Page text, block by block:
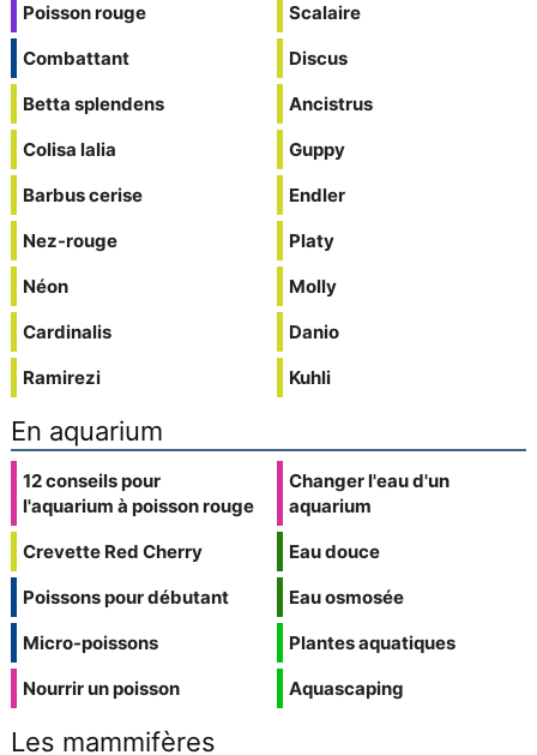
Poisson rouge
Combattant
Betta splendens
Colisa lalia
Barbus cerise
Nez-rouge
Néon
Cardinalis
Ramirezi
Scalaire
Discus
Ancistrus
Guppy
Endler
Platy
Molly
Danio
Kuhli
En aquarium
12 conseils pour
l'aquarium à poisson rouge
Crevette Red Cherry
Poissons pour débutant
Micro-poissons
Nourrir un poisson
Changer l'eau d'un
aquarium
Eau douce
Eau osmosée
Plantes aquatiques
Aquascaping
Les mammifères